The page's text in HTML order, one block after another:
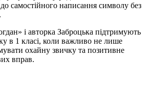
самостійного написання символу без
і авторка Заброцька підтримують
в 1 класі, коли важливо не лише
охайну звичку та позитивне
вправ.